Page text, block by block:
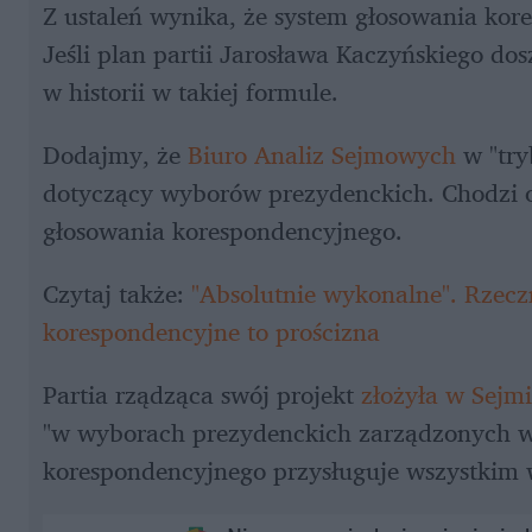
Z ustaleń wynika, że system głosowania
Jeśli plan partii Jarosława Kaczyńskiego
w historii w takiej formule.
Dodajmy, że Biuro Analiz Sejmowych w
dotyczący wyborów prezydenckich.
głosowania korespondencyjnego.
Czytaj także: "Absolutnie wykonalne".
korespondencyjne to prościzna
Partia rządząca swój projekt złożyła w
"w wyborach prezydenckich zarządzonych
korespondencyjnego przysługuje